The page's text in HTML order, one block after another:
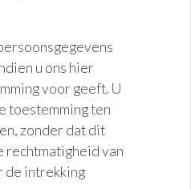
u ons hier
voor geeft. U
toestemming ten
zonder dat dit
rechtmatigheid van
de intrekking